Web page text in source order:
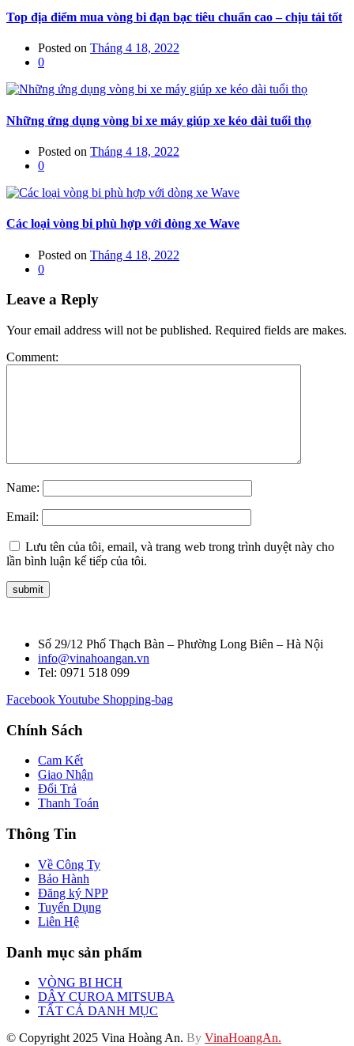
Top địa điểm mua vòng bi đạn bạc tiêu chuẩn cao – chịu tải tốt
Posted on Tháng 4 18, 2022
0
Những ứng dụng vòng bi xe máy giúp xe kéo dài tuổi thọ
Posted on Tháng 4 18, 2022
0
Các loại vòng bi phù hợp với dòng xe Wave
Posted on Tháng 4 18, 2022
0
Leave a Reply
Your email address will not be published. Required fields are makes.
Comment:
Name:
Email:
Lưu tên của tôi, email, và trang web trong trình duyệt này cho
lần bình luận kế tiếp của tôi.
Số 29/12 Phố Thạch Bàn – Phường Long Biên – Hà Nội
info@vinahoangan.vn
Tel: 0971 518 099
FacebookYoutube Shopping-bag
Chính Sách
Cam Kết
Giao Nhận
Đổi Trả
Thanh Toán
Thông Tin
Về Công Ty
Bảo Hành
Đăng ký NPP
Tuyển Dụng
Liên Hệ
Danh mục sản phẩm
VÒNG BI HCH
DÂY CUROA MITSUBA
TẤT CẢ DANH MỤC
© Copyright 2025 Vina Hoàng An. By VinaHoangAn.